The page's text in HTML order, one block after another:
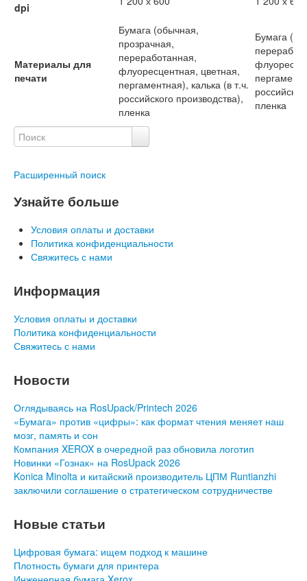
dpi
Материалы для
печати
Бумага (обычная,
прозрачная,
переработанная,
флуоресцентная, цветная,
пергаментная), калька (в т.ч.
российского производства),
пленка
Бумага
пленка
Расширенный поиск
Узнайте больше
Условия оплаты и доставки
Политика конфиденциальности
Свяжитесь с нами
Информация
Условия оплаты и доставки
Политика конфиденциальности
Свяжитесь с нами
Новости
Оглядываясь на RosUpack/Printech 2026
«Бумага» против «цифры»: как формат чтения меняет наш
мозг, память и сон
Компания XEROX в очередной раз обновила логотип
Новинки «Гознак» на RosUpack 2026
Konica Minolta и китайский производитель ЦПМ Runtianzhi
заключили соглашение о стратегическом сотрудничестве
Новые статьи
Цифровая бумага: ищем подход к машине
Плотность бумаги для принтера